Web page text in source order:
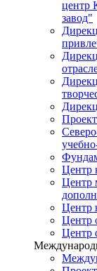
центр
завод"
Центр
Центр
Центр
Центр
Центр